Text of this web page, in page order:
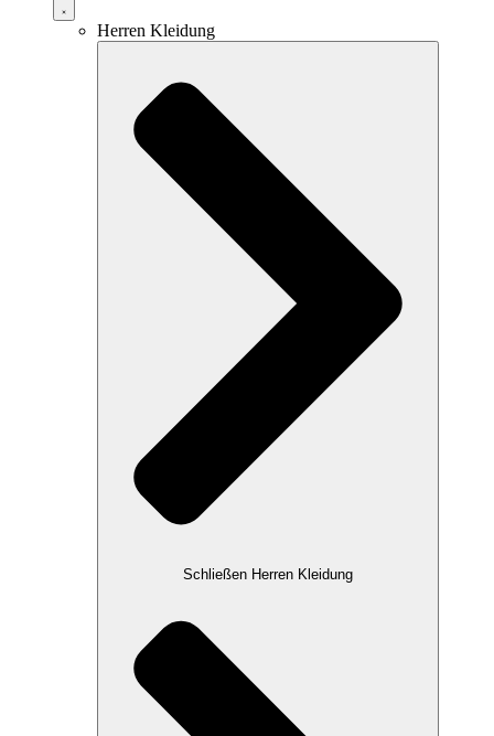
Herren Kleidung
Schließen Herren Kleidung